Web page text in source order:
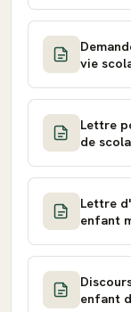
vie
Lettre
de
Lettre
enfant
enfant